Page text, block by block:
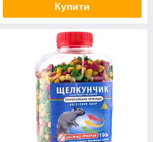
Купити